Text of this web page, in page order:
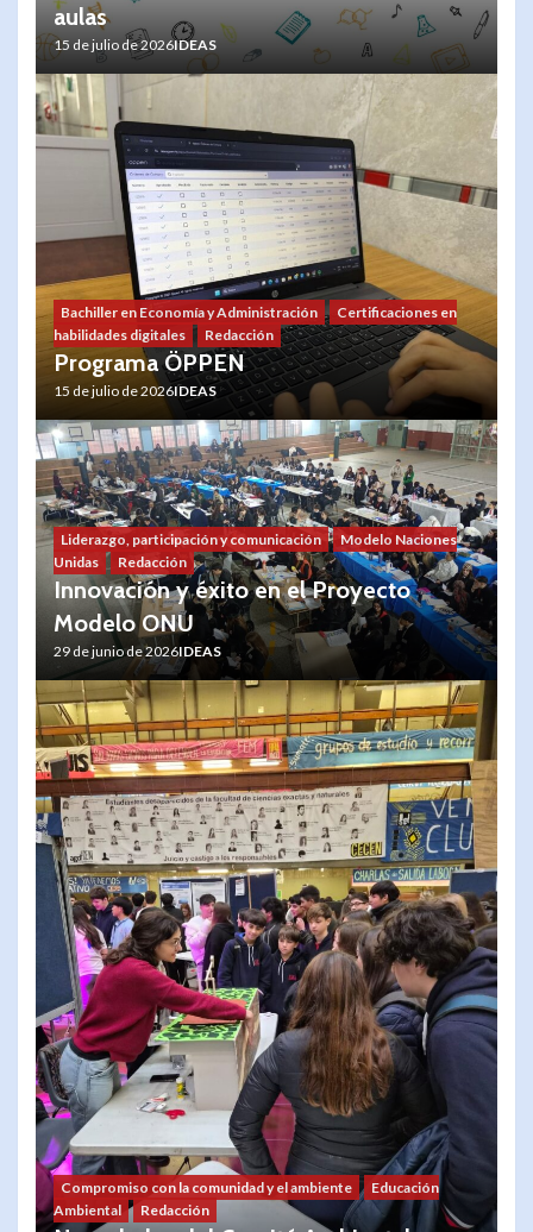
aulas
15 de julio de 2026IDEAS
Bachiller en Economía y Administración
Certificaciones en
habilidades digitales
Redacción
Programa ÖPPEN
15 de julio de 2026IDEAS
Liderazgo, participación y comunicación
Modelo Naciones
Unidas
Redacción
Innovación y éxito en el Proyecto
Modelo ONU
29 de junio de 2026IDEAS
Compromiso con la comunidad y el ambiente
Educación
Ambiental
Redacción